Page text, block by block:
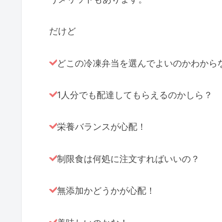
だけど
どこの冷凍弁当を選んでよいのかわから
1人分でも配達してもらえるのかしら？
栄養バランスが心配！
制限食は何処に注文すればいいの？
無添加かどうかが心配！